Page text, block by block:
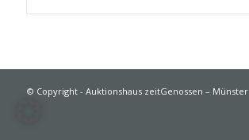
© Copyright - Auktionshaus zeitGenossen – Münster